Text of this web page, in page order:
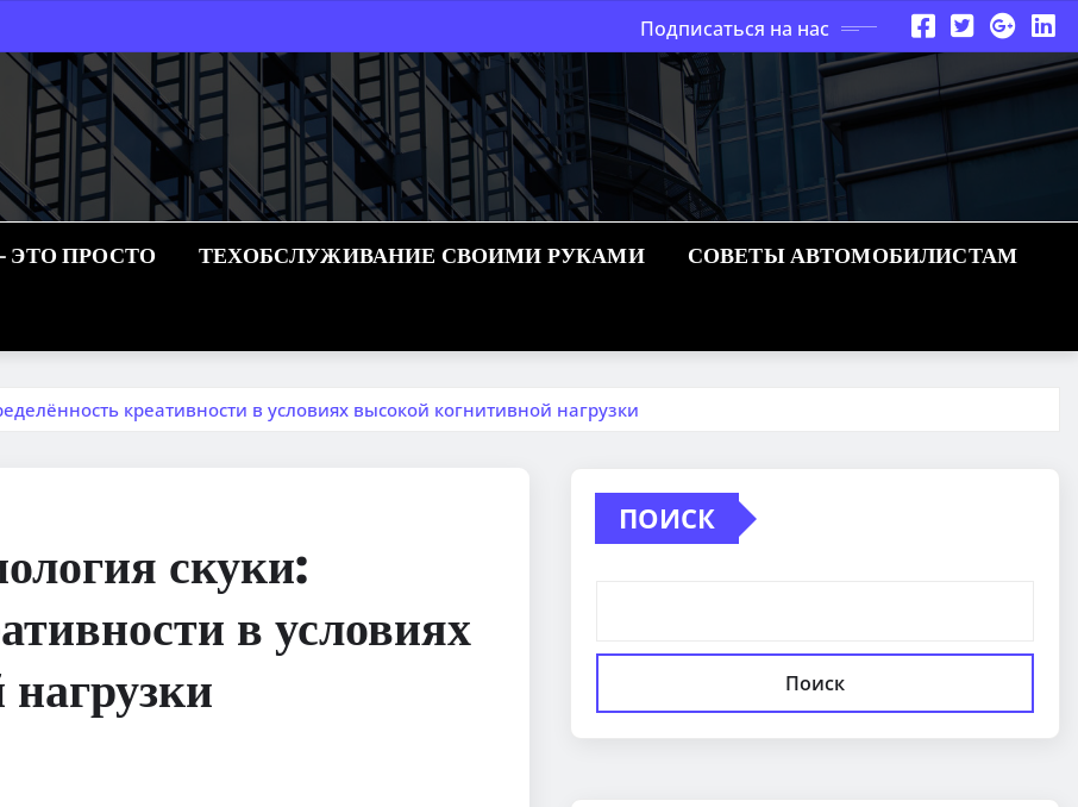
Подписаться на нас
ЭТО ПРОСТО ТЕХОБСЛУЖИВАНИЕ СВОИМИ РУКАМИ СОВЕТЫ АВТОМОБИЛИСТАМ
креативности в условиях высокой когнитивной нагрузки
скуки:
в условиях
ПОИСК
Поиск